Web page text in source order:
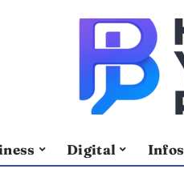
Digital Infos